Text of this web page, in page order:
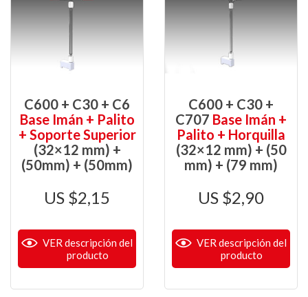
C600 + C30 + C6
Base Imán + Palito
+ Soporte Superior
(32×12 mm) +
(50mm) + (50mm)
$2,15
VER descripción del
producto
C600 + C30 +
C707 Base Imán +
Palito + Horquilla
(32×12 mm) + (50
mm) + (79 mm)
$2,90
VER descripción del
producto